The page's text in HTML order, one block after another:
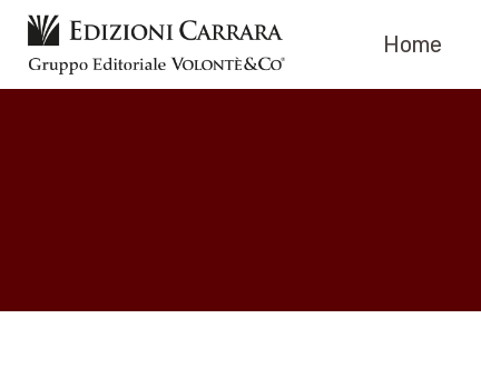
Salta
contenuto
Home